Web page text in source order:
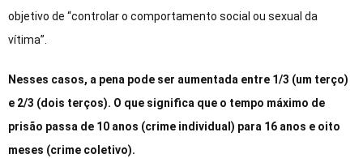
objetivo de “controlar o comportamento social ou sexual da
vítima”.
Nesses casos, a pena pode ser aumentada entre 1/3 (um terço)
e 2/3 (dois terços). O que significa que o tempo máximo de
prisão passa de 10 anos (crime individual) para 16 anos e oito
meses (crime coletivo).